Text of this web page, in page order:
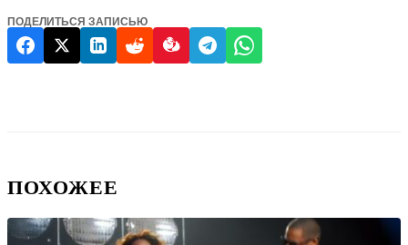
ПОДЕЛИТЬСЯ ЗАПИСЬЮ
ПОХОЖЕЕ